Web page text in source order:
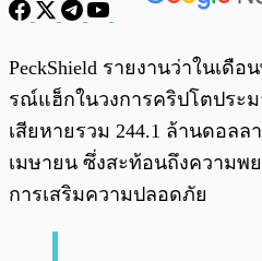
PeckShield รายงานว่าในเดื
รณ์แฮ็กในวงการคริปโตประ
เสียหายรวม 244.1 ล้านดอลล
เมษายน ซึ่งสะท้อนถึงความพ
การเสริมความปลอดภัย